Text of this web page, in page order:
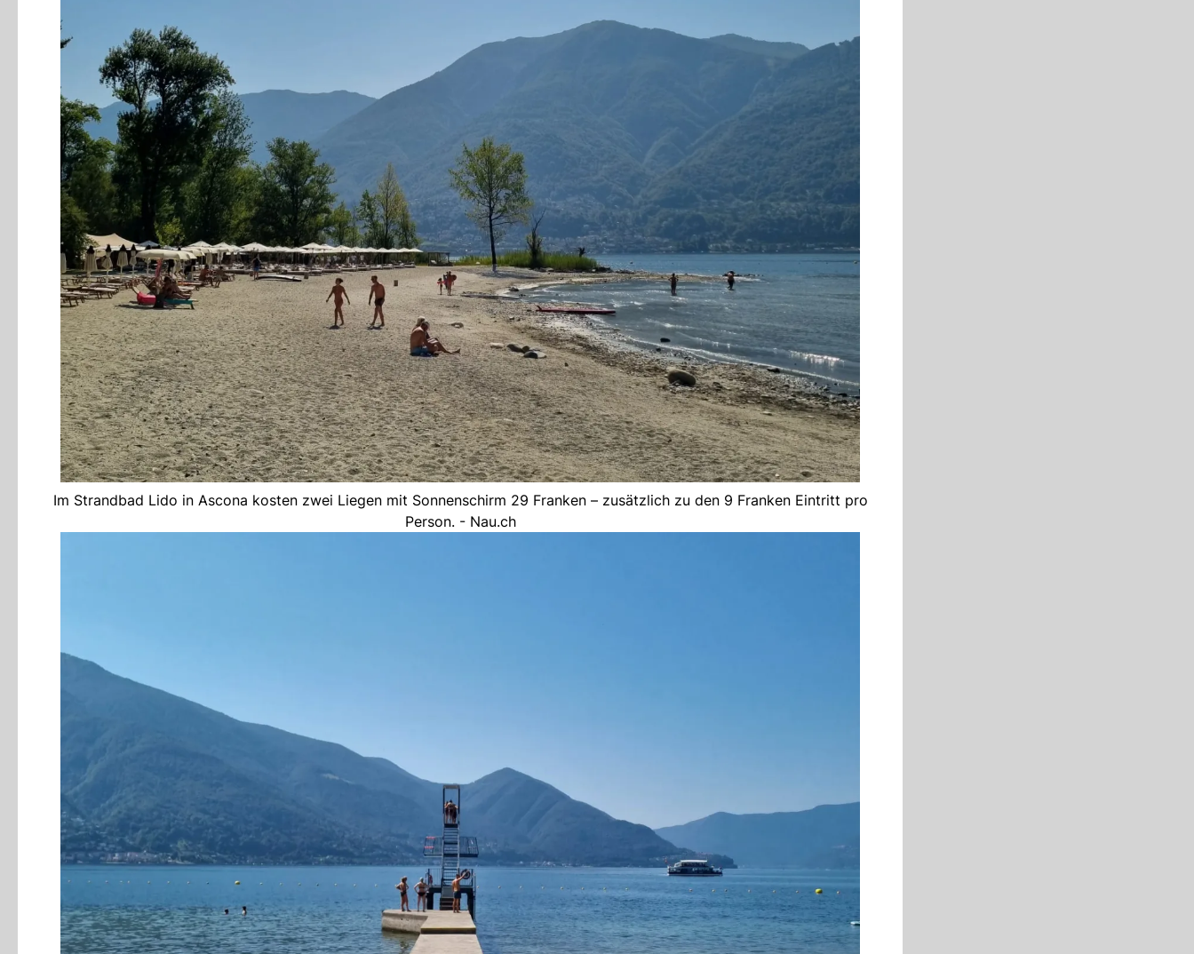
Im Strandbad Lido in Ascona kosten zwei Liegen mit Sonnenschirm 29 Franken – zusätzlich zu den 9 Franken Eintritt pro
Person. - Nau.ch